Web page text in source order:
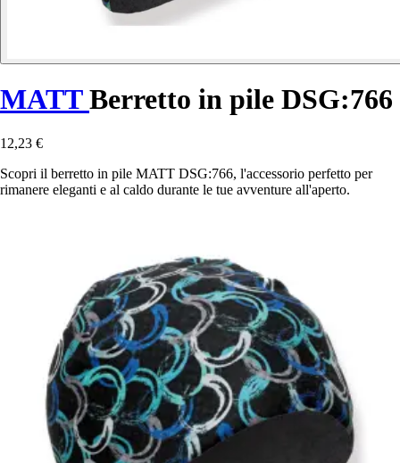
MATTBerretto in pile DSG:766
12,23 €
Scopri il berretto in pile MATT DSG:766, l'accessorio perfetto per
rimanere eleganti e al caldo durante le tue avventure all'aperto.